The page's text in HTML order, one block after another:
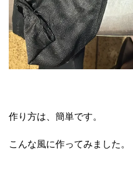
作り方は、簡単です。
こんな風に作ってみました。